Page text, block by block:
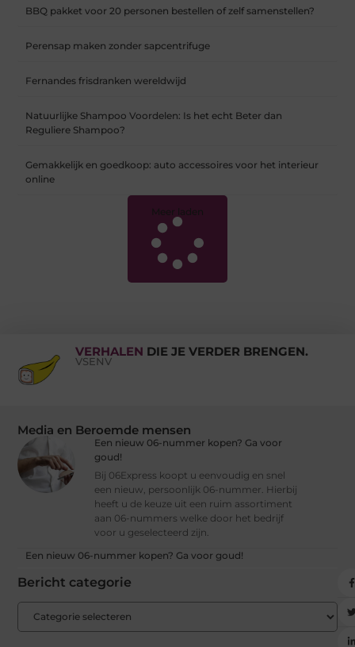
BBQ pakket voor 20 personen bestellen of zelf samenstellen?
Perensap maken zonder sapcentrifuge
Fernandes frisdranken wereldwijd
Natuurlijke Shampoo Voordelen: Is het echt Beter dan
Reguliere Shampoo?
Gemakkelijk en goedkoop: auto accessoires voor het interieur
online
Meer laden
VERHALEN DIE JE VERDER BRENGEN.
VSENV
Media en Beroemde mensen
Een nieuw 06-nummer kopen? Ga voor
goud!
Bij 06Express koopt u eenvoudig en snel
een nieuw, persoonlijk 06-nummer. Hierbij
heeft u de keuze uit een ruim assortiment
aan 06-nummers welke door het bedrijf
voor u geselecteerd zijn.
Een nieuw 06-nummer kopen? Ga voor goud!
Bericht categorie